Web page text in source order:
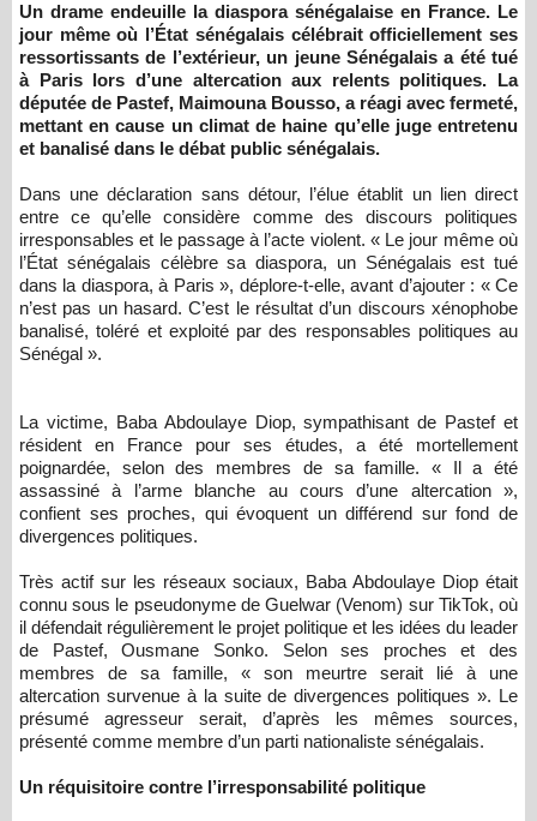
Un drame endeuille la diaspora sénégalaise en France. Le
jour même où l’État sénégalais célébrait officiellement ses
ressortissants de l’extérieur, un jeune Sénégalais a été tué
à Paris lors d’une altercation aux relents politiques. La
députée de Pastef, Maimouna Bousso, a réagi avec fermeté,
mettant en cause un climat de haine qu’elle juge entretenu
et banalisé dans le débat public sénégalais.
Dans une déclaration sans détour, l’élue établit un lien direct
entre ce qu’elle considère comme des discours politiques
irresponsables et le passage à l’acte violent. « Le jour même où
l’État sénégalais célèbre sa diaspora, un Sénégalais est tué
dans la diaspora, à Paris », déplore-t-elle, avant d’ajouter : « Ce
n’est pas un hasard. C’est le résultat d’un discours xénophobe
banalisé, toléré et exploité par des responsables politiques au
Sénégal ».
La victime, Baba Abdoulaye Diop, sympathisant de Pastef et
résident en France pour ses études, a été mortellement
poignardée, selon des membres de sa famille. « Il a été
assassiné à l’arme blanche au cours d’une altercation »,
confient ses proches, qui évoquent un différend sur fond de
divergences politiques.
Très actif sur les réseaux sociaux, Baba Abdoulaye Diop était
connu sous le pseudonyme de Guelwar (Venom) sur TikTok, où
il défendait régulièrement le projet politique et les idées du leader
de Pastef, Ousmane Sonko. Selon ses proches et des
membres de sa famille, « son meurtre serait lié à une
altercation survenue à la suite de divergences politiques ». Le
présumé agresseur serait, d’après les mêmes sources,
présenté comme membre d’un parti nationaliste sénégalais.
Un réquisitoire contre l’irresponsabilité politique